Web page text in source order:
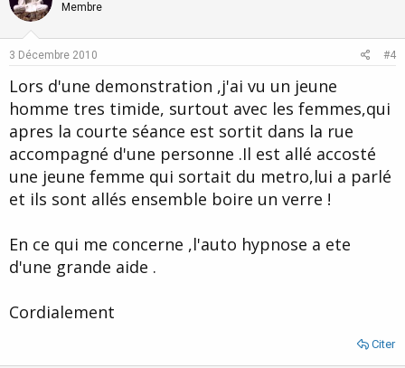
e
Membre
3 Décembre 2010 #4
Lors d'une demonstration ,j'ai vu un jeune
homme tres timide, surtout avec les femmes,qui
apres la courte séance est sortit dans la rue
accompagné d'une personne .Il est allé accosté
une jeune femme qui sortait du metro,lui a parlé
et ils sont allés ensemble boire un verre !
En ce qui me concerne ,l'auto hypnose a ete
d'une grande aide .
Cordialement
Citer